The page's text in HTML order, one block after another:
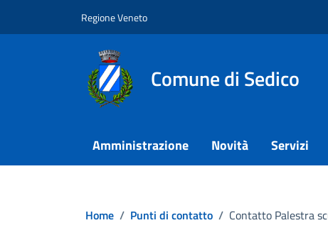
Regione Veneto
Comune di Sedico
Amministrazione Novità Servizi
Home / Punti di contatto / Contatto Palestra